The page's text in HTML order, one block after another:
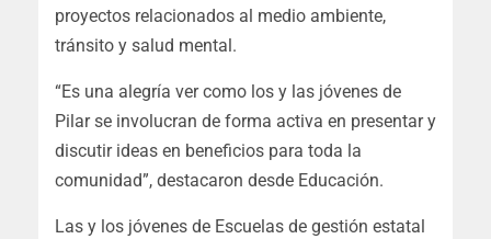
proyectos relacionados al medio ambiente,
tránsito y salud mental.
“Es una alegría ver como los y las jóvenes de
Pilar se involucran de forma activa en presentar y
discutir ideas en beneficios para toda la
comunidad”, destacaron desde Educación.
Las y los jóvenes de Escuelas de gestión estatal